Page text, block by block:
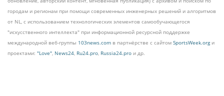
городам и регионам при помощи современных инженерных решений и алгоритмов
от NL, с использованием технологических элементов самообучающегося
"искусственного интеллекта" при информационной ресурсной поддержке
международной веб-группы 103news.com в партнёрстве с сайтом SportsWeek.orgи
проектами: "Love", News24, Ru24.pro, Russia24.pro и др.